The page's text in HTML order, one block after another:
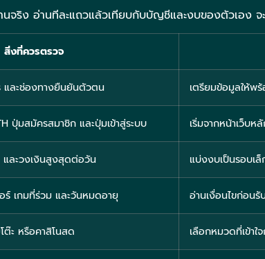
นจริง อ่านทีละแถวแล้วเทียบกับบัญชีและงบของตัวเอง
สิ่งที่ควรตรวจ
และช่องทางยืนยันตัวตน เตรียมข้อมูลให้พ
ปุ่มสมัครสมาชิก และปุ่มเข้าสู่ระบบ เริ่มจากหน้าเว็บ
และวงเงินสูงสุดต่อวัน แบ่งงบเป็นรอบเ
ร์ เกมที่ร่วม และวันหมดอายุ อ่านเงื่อนไขก่อนรั
ต๊ะ หรือคาสิโนสด เลือกหมวดที่เข้า